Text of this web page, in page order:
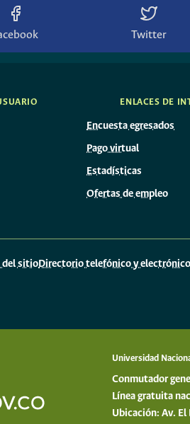
Twitter
ENLACES DE
Encuesta egresados
Pago virtual
Estadísticas
Ofertas de empleo
del sitioDirectorio telefónico y
Universidad
Conmutador
Línea gratuita
Ubicación: Av.